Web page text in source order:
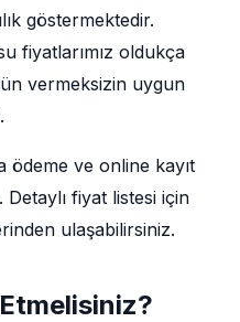
göstermektedir.
fiyatlarımız oldukça
vermeksizin uygun
ödeme ve online kayıt
Detaylı fiyat listesi için
ulaşabilirsiniz.